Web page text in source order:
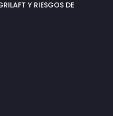
Y RIESGOS DE